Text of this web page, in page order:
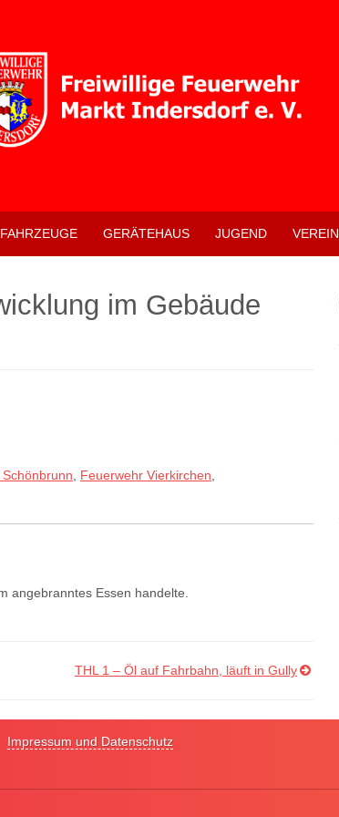
FAHRZEUGE GERÄTEHAUS JUGEND VEREIN
im Gebäude
Feuerwehr Vierkirchen
angebranntes Essen handelte.
THL 1 – Öl auf Fahrbahn, läuft in Gully
Impressum und Datenschutz